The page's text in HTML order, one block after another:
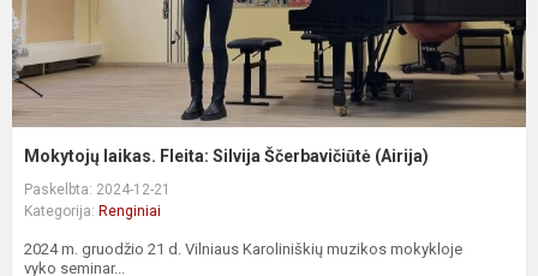
Mokytojų laikas. Fleita: Silvija Ščerbavičiūtė (Airija)
Paskelbta: 2024-12-21
Kategorija: Renginiai
2024 m. gruodžio 21 d. Vilniaus Karoliniškių muzikos mokykloje
vyko seminar...